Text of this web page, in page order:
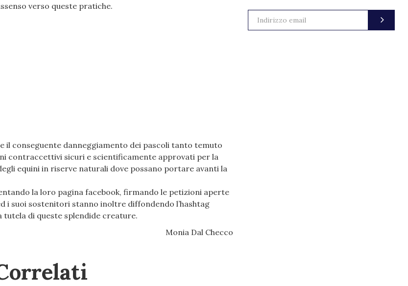
verso queste pratiche.
il conseguente danneggiamento dei pascoli tanto temuto
contraccettivi sicuri e scientificamente approvati per la
equini in riserve naturali dove possano portare avanti la
la loro pagina facebook, firmando le petizioni aperte
i suoi sostenitori stanno inoltre diffondendo l’hashtag
tutela di queste splendide creature.
Monia Dal Checco